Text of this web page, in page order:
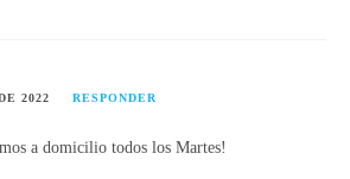
2022 RESPONDER
a domicilio todos los Martes!